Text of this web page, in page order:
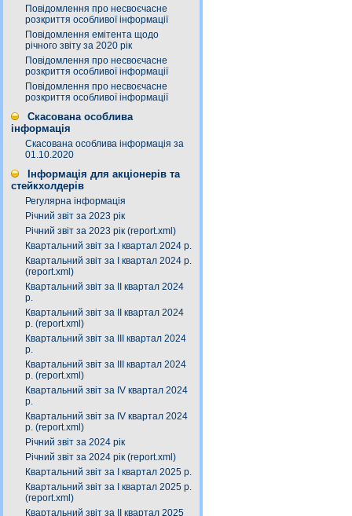
Повідомлення про несвоєчасне
розкриття особливої інформації
Повідомлення емітента щодо
річного звіту за 2020 рік
Повідомлення про несвоєчасне
розкриття особливої інформації
Повідомлення про несвоєчасне
розкриття особливої інформації
Скасована особлива
інформація
Скасована особлива інформація за
01.10.2020
Інформація для акціонерів та
стейкхолдерів
Регулярна інформація
Річний звіт за 2023 рік
Річний звіт за 2023 рік (report.xml)
Квартальний звіт за І квартал 2024 р.
Квартальний звіт за І квартал 2024 р.
(report.xml)
Квартальний звіт за ІІ квартал 2024
р.
Квартальний звіт за ІІ квартал 2024
р. (report.xml)
Квартальний звіт за IІІ квартал 2024
р.
Квартальний звіт за ІIІ квартал 2024
р. (report.xml)
Квартальний звіт за IV квартал 2024
р.
Квартальний звіт за ІV квартал 2024
р. (report.xml)
Річний звіт за 2024 рік
Річний звіт за 2024 рік (report.xml)
Квартальний звіт за І квартал 2025 р.
Квартальний звіт за І квартал 2025 р.
(report.xml)
Квартальний звіт за ІІ квартал 2025